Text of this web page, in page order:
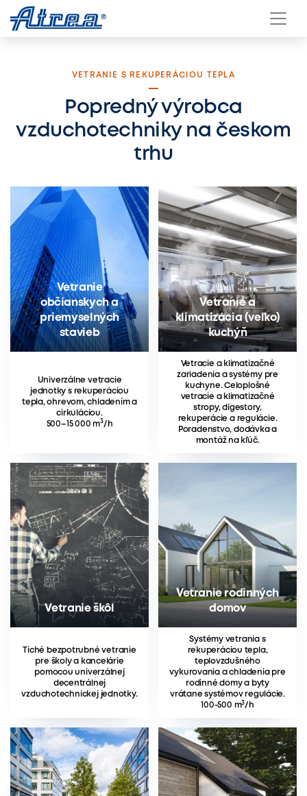
Přeskočit na obsah
VETRANIE S REKUPERÁCIOU TEPLA
Popredný výrobca
vzduchotechniky na českom
trhu
Vetranie
občianskych a
priemyselných
stavieb
Univerzálne vetracie
jednotky s rekuperáciou
tepla, ohrevom, chladením a
cirkuláciou.
500–15 000 m3/h
Vetranie a
klimatizácia (veľko)
kuchýň
Vetracie a klimatizačné
zariadenia a systémy pre
kuchyne. Celoplošné
vetracie a klimatizačné
stropy, digestory,
rekuperácie a regulácie.
Poradenstvo, dodávka a
montáž na kľúč.
Vetranie škôl
Tiché bezpotrubné vetranie
pre školy a kancelárie
pomocou univerzálnej
decentrálnej
vzduchotechnickej jednotky.
Vetranie rodinných
domov
Systémy vetrania s
rekuperáciou tepla,
teplovzdušného
vykurovania a chladenia pre
rodinné domy a byty
vrátane systémov regulácie.
100-500 m3/h